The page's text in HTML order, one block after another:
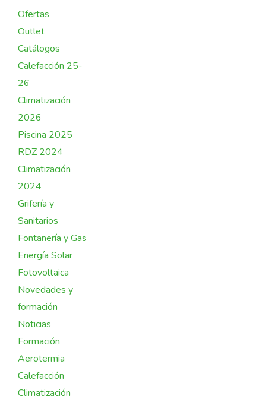
Ofertas
Outlet
Catálogos
Calefacción 25-
26
Climatización
2026
Piscina 2025
RDZ 2024
Climatización
2024
Grifería y
Sanitarios
Fontanería y Gas
Energía Solar
Fotovoltaica
Novedades y
formación
Noticias
Formación
Aerotermia
Calefacción
Climatización